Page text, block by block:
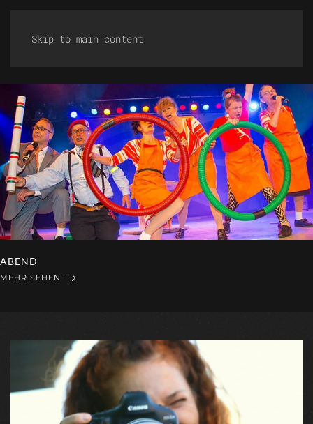
Skip to main content
BRAUTPAAR
MEHR SEHEN